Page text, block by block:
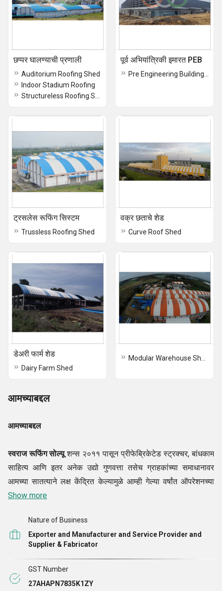
छप्पर घालण्याची प्रणाली
Auditorium Roofing Shed
Indoor Stadium Roofing
पूर्व अभियांत्रिकी इमारत PEB
ट्रसलेस रूफिंग सिस्टम
Trussless Roofing Shed
वक्र छताचे शेड
Curve Roof Shed
डेअरी फार्म शेड
Dairy Farm Shed
आमच्याबद्दल
आमच्याबद्दल
स्वराज रूफिंग सोल्यूशन्स २०११ पासून प्रीफेब्रिकेटेड स्ट्रक्चर, बांधकाम
साहित्य आणि इतर अनेक उद्यो गुणवत्ता तसेच ग्राहकांच्या समाधानावर
आमच्या सातत्याने लक्ष केंद्रित केल्यामुळे आम्ही गेल्या वर्षांत ऑपरेशनच्या
मागील वर्षांत बाजारा दोन्ही लक्ष केंद्रित, आम्ही शीर्ष ग्रेड घुमट
वर्गीकरण त्याच्या उत्कृष्ट फिटिंग, टिकाऊपणा, robustness आणि इतर
अनेक वैशिष्ट्ये
विक्रीपूर्वी प्रत्येक वस्तूची गुणवत्ता चाचणी केली जाते. अशा प्रकारे, आम्ही
एक अखंड वर्गीकरण वितरण पुष्टी करतो. पुढे, आमच्या कंपनीने आयएसओ
Show more
Nature of Business
Exporter and Manufacturer and Service Provider and
Supplier & Fabricator
GST Number
27AHAPN7835K1ZY